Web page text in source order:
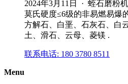
2024年3月11日 · 蛭石磨粉
莫氏硬度≤6级的非易燃易爆
方解石、白垩、石灰石、白
土、滑石、云母、菱镁 .
联系电话: 180 3780 8511
Menu